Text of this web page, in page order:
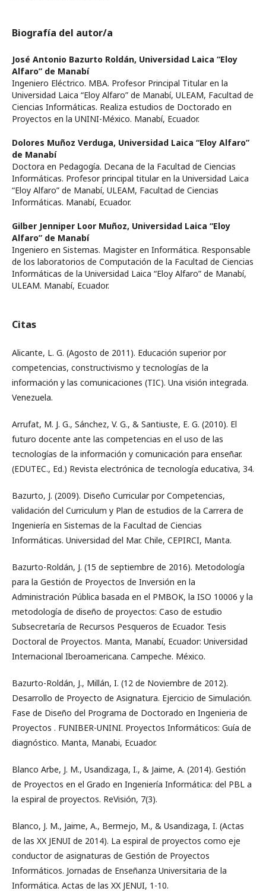
Biografía del autor/a
José Antonio Bazurto Roldán, Universidad Laica “Eloy
Alfaro” de Manabí
Ingeniero Eléctrico. MBA. Profesor Principal Titular en la
Universidad Laica “Eloy Alfaro” de Manabí, ULEAM, Facultad de
Ciencias Informáticas. Realiza estudios de Doctorado en
Proyectos en la UNINI-México. Manabí, Ecuador.
Dolores Muñoz Verduga, Universidad Laica “Eloy Alfaro”
de Manabí
Doctora en Pedagogía. Decana de la Facultad de Ciencias
Informáticas. Profesor principal titular en la Universidad Laica
“Eloy Alfaro” de Manabí, ULEAM, Facultad de Ciencias
Informáticas. Manabí, Ecuador.
Gilber Jenniper Loor Muñoz, Universidad Laica “Eloy
Alfaro” de Manabí
Ingeniero en Sistemas. Magister en Informática. Responsable
de los laboratorios de Computación de la Facultad de Ciencias
Informáticas de la Universidad Laica “Eloy Alfaro” de Manabí,
ULEAM. Manabí, Ecuador.
Citas
Alicante, L. G. (Agosto de 2011). Educación superior por
competencias, constructivismo y tecnologías de la
información y las comunicaciones (TIC). Una visión integrada.
Venezuela.
Arrufat, M. J. G., Sánchez, V. G., & Santiuste, E. G. (2010). El
futuro docente ante las competencias en el uso de las
tecnologías de la información y comunicación para enseñar.
(EDUTEC., Ed.) Revista electrónica de tecnología educativa, 34.
Bazurto, J. (2009). Diseño Curricular por Competencias,
validación del Curriculum y Plan de estudios de la Carrera de
Ingeniería en Sistemas de la Facultad de Ciencias
Informáticas. Universidad del Mar. Chile, CEPIRCI, Manta.
Bazurto-Roldán, J. (15 de septiembre de 2016). Metodología
para la Gestión de Proyectos de Inversión en la
Administración Pública basada en el PMBOK, la ISO 10006 y la
metodología de diseño de proyectos: Caso de estudio
Subsecretaría de Recursos Pesqueros de Ecuador. Tesis
Doctoral de Proyectos. Manta, Manabí, Ecuador: Universidad
Internacional Iberoamericana. Campeche. México.
Bazurto-Roldán, J., Millán, I. (12 de Noviembre de 2012).
Desarrollo de Proyecto de Asignatura. Ejercicio de Simulación.
Fase de Diseño del Programa de Doctorado en Ingenieria de
Proyectos . FUNIBER-UNINI. Proyectos Informáticos: Guía de
diagnóstico. Manta, Manabi, Ecuador.
Blanco Arbe, J. M., Usandizaga, I., & Jaime, A. (2014). Gestión
de Proyectos en el Grado en Ingeniería Informática: del PBL a
la espiral de proyectos. ReVisión, 7(3).
Blanco, J. M., Jaime, A., Bermejo, M., & Usandizaga, I. (Actas
de las XX JENUI de 2014). La espiral de proyectos como eje
conductor de asignaturas de Gestión de Proyectos
Informáticos. Jornadas de Enseñanza Universitaria de la
Informática. Actas de las XX JENUI, 1-10.